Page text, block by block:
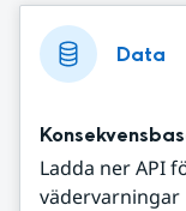
Data
Ladda ner API
vädervarningar